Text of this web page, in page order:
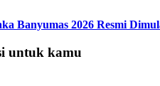
Banyumas 2026 Resmi
untuk kamu